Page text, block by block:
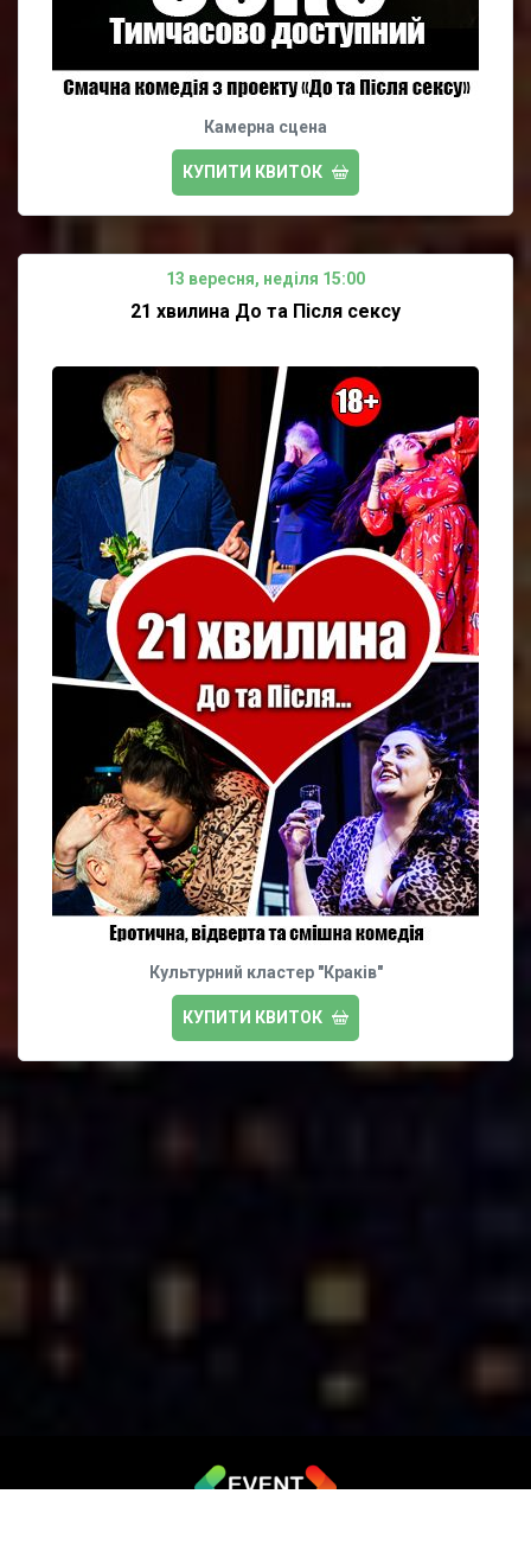
Камерна сцена
КУПИТИ КВИТОК
13 вересня, неділя 15:00
21 хвилина До та Після сексу
Культурний кластер "Краків"
КУПИТИ КВИТОК